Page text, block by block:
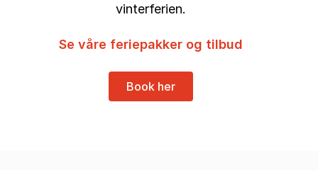
vinterferien.
Se våre feriepakker og tilbud
Book her